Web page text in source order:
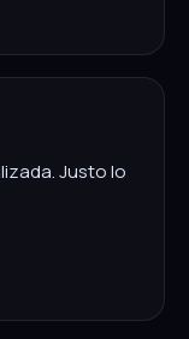
Justo lo